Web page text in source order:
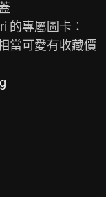
的專屬圖卡：
當可愛有收藏價